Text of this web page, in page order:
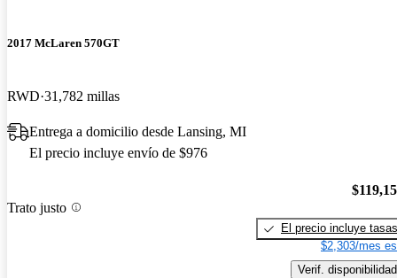
2017 McLaren 570GT
RWD 31,782 millas
Entrega a domicilio desde Lansing, MI
El precio incluye envío de $976
Trato justo
El precio incluye tasas
$2,303/mes
Verif. disponibilidad